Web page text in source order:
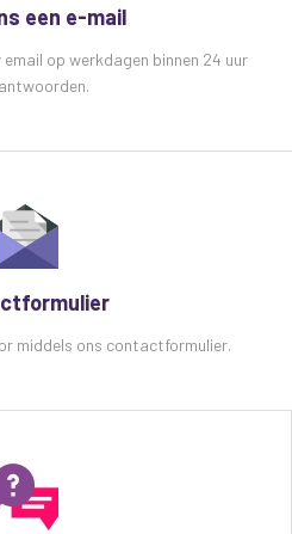
geoptimaliseerde tweeter
voorpoortpoorten voor een
Active MK3 active studio
Monitor
products/view/
een e-mail
op werkdagen binnen 24 uur
middels ons contactformulier.